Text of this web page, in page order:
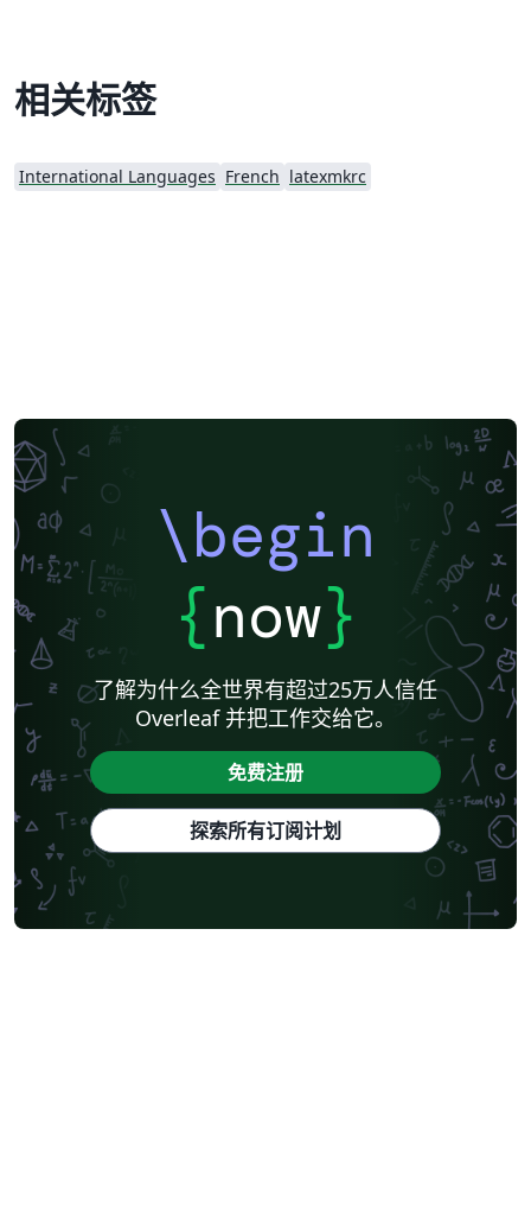
相关标签
International Languages French latexmkrc
\begin
{now}
了解为什么全世界有超过25万人信任
Overleaf 并把工作交给它。
免费注册
探索所有订阅计划